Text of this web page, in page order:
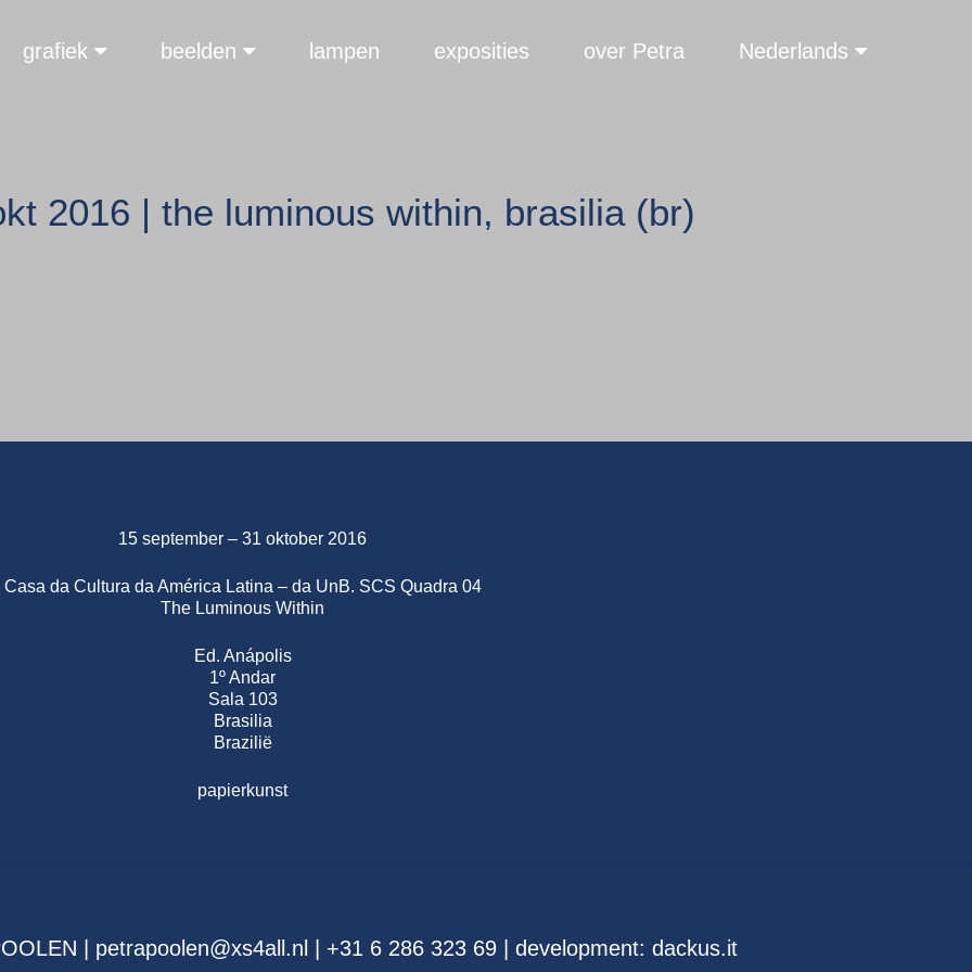
grafiek beelden lampen exposities over Petra Nederlands
2016 | the luminous within, brasilia (br)
15 september – 31 oktober 2016
Casa da Cultura da América Latina – da UnB. SCS Quadra 04
The Luminous Within
Ed. Anápolis
1º Andar
Sala 103
Brasilia
Brazilië
papierkunst
| petrapoolen@xs4all.nl | +31 6 286 323 69 | development: dackus.it